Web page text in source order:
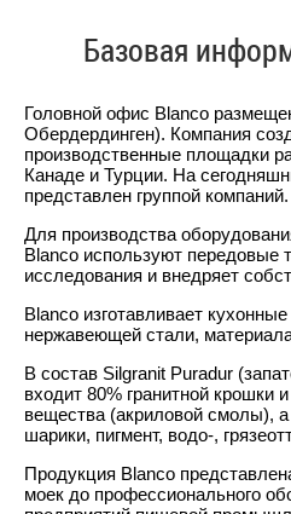
Базовая
Головной офис Blanco
Обердердинген). Компания
производственные площадки
Канаде и Турции. На
представлен группой компаний.
Для производства
Blanco используют передовые
исследования и внедряет
Blanco изготавливает
нержавеющей стали,
В состав Silgranit Puradur
входит 80% гранитной крошки
вещества (акриловой смолы),
шарики, пигмент, водо-,
Продукция Blanco
моек до профессионального